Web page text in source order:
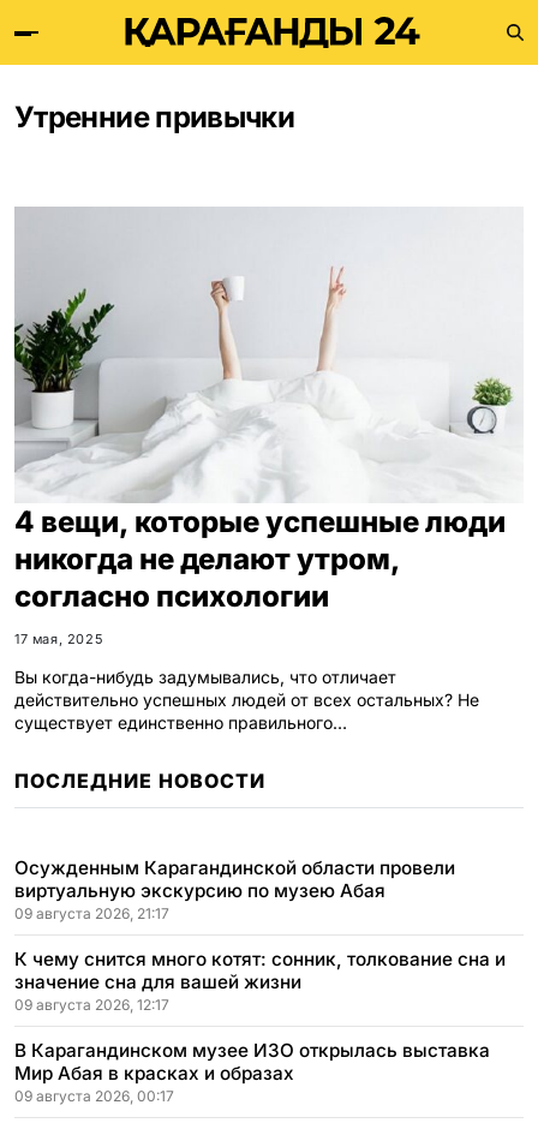
Утренние привычки
4 вещи, которые успешные люди
никогда не делают утром,
согласно психологии
17 мая, 2025
Вы когда-нибудь задумывались, что отличает
действительно успешных людей от всех остальных? Не
существует единственно правильного…
ПОСЛЕДНИЕ НОВОСТИ
Осужденным Карагандинской области провели
виртуальную экскурсию по музею Абая
09 августа 2026, 21:17
К чему снится много котят: сонник, толкование сна и
значение сна для вашей жизни
09 августа 2026, 12:17
В Карагандинском музее ИЗО открылась выставка
Мир Абая в красках и образах
09 августа 2026, 00:17